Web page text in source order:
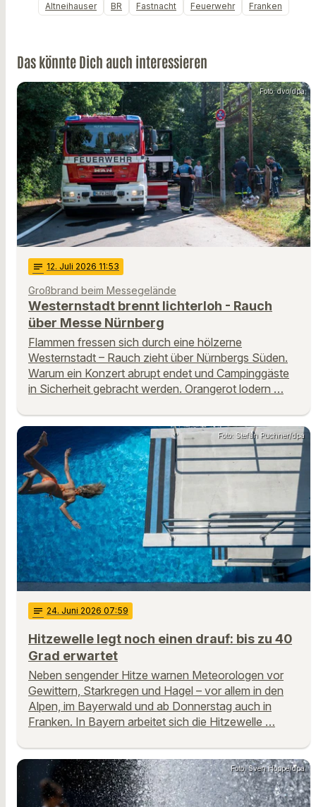
Altneihauser BR Fastnacht Feuerwehr Franken
Das könnte Dich auch interessieren
Foto: dvo/dpa
notes 12. Juli 2026 11:53
Großbrand beim Messegelände
Westernstadt brennt lichterloh - Rauch
über Messe Nürnberg
Flammen fressen sich durch eine hölzerne
Westernstadt – Rauch zieht über Nürnbergs Süden.
Warum ein Konzert abrupt endet und Campinggäste
in Sicherheit gebracht werden. Orangerot lodern …
Foto: Stefan Puchner/dpa
notes 24. Juni 2026 07:59
Hitzewelle legt noch einen drauf: bis zu 40
Grad erwartet
Neben sengender Hitze warnen Meteorologen vor
Gewittern, Starkregen und Hagel – vor allem in den
Alpen, im Bayerwald und ab Donnerstag auch in
Franken. In Bayern arbeitet sich die Hitzewelle …
Foto: Sven Hoppe/dpa